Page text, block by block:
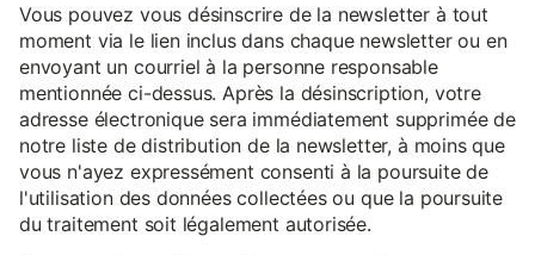
Vous pouvez vous désinscrire de la newsletter à tout
moment via le lien inclus dans chaque newsletter ou en
envoyant un courriel à la personne responsable
mentionnée ci-dessus. Après la désinscription, votre
adresse électronique sera immédiatement supprimée de
notre liste de distribution de la newsletter, à moins que
vous n'ayez expressément consenti à la poursuite de
l'utilisation des données collectées ou que la poursuite
du traitement soit légalement autorisée.